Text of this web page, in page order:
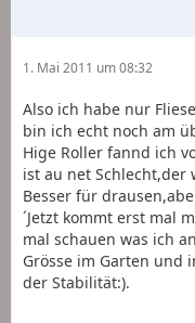
1. Mai 2011 um 08:32
Also ich habe nur
bin ich echt noch am
Hige Roller fannd ich
ist au net Schlecht,der
Besser für
´Jetzt kommt erst mal
mal schauen was ich
Grösse im Garten und
der Stabilität:).